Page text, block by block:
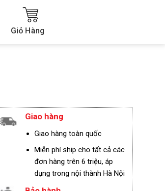
Giỏ Hàng
Giao hàng
Giao hàng toàn quốc
Miễn phí ship cho tất cả các
đơn hàng trên 6 triệu, áp
dụng trong nội thành Hà Nội